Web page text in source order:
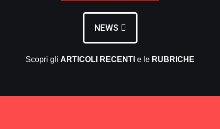
NEWS
Scopri gli ARTICOLI RECENTI e le RUBRICHE